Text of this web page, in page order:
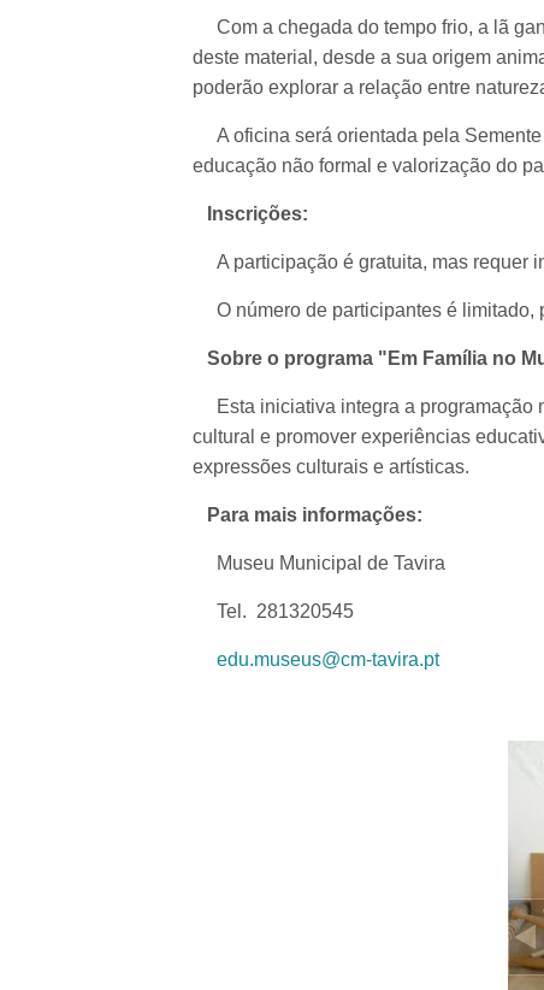
Com a chegada do tempo frio, a lã
deste material, desde a sua origem
poderão explorar a relação entre
A oficina será orientada pela Semente
educação não formal e valorização do
Inscrições:
A participação é gratuita, mas requer
O número de participantes é limitado,
Sobre o programa "Em Família no
Esta iniciativa integra a programação
cultural e promover experiências
expressões culturais e artísticas.
Para mais informações:
Museu Municipal de Tavira
Tel. 281320545
edu.museus@cm-tavira.pt